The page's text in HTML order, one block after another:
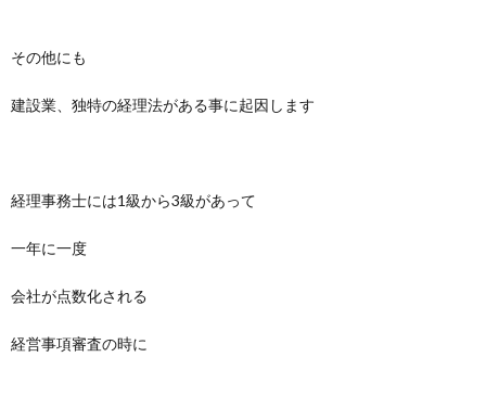
その他にも
建設業、独特の経理法がある事に起因します
経理事務士には1級から3級があって
一年に一度
会社が点数化される
経営事項審査の時に